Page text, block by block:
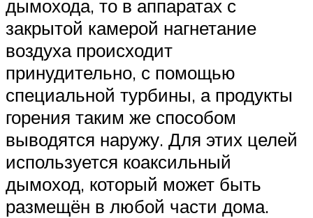
дымохода, то в аппаратах с
закрытой камерой нагнетание
воздуха происходит
принудительно, с помощью
специальной турбины, а продукты
горения таким же способом
выводятся наружу. Для этих целей
используется коаксильный
дымоход, который может быть
размещён в любой части дома.